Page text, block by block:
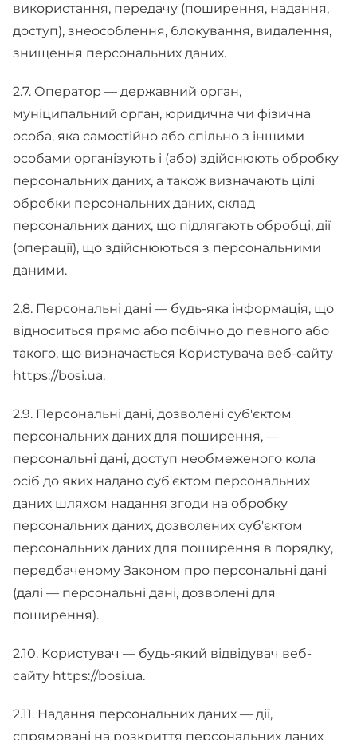
використання, передачу (поширення, надання,
доступ), знеособлення, блокування, видалення,
знищення персональних даних.
2.7. Оператор — державний орган,
муніципальний орган, юридична чи фізична
особа, яка самостійно або спільно з іншими
особами організують і (або) здійснюють обробку
персональних даних, а також визначають цілі
обробки персональних даних, склад
персональних даних, що підлягають обробці, дії
(операції), що здійснюються з персональними
даними.
2.8. Персональні дані — будь-яка інформація, що
відноситься прямо або побічно до певного або
такого, що визначається Користувача веб-сайту
https://bosi.ua.
2.9. Персональні дані, дозволені суб'єктом
персональних даних для поширення, —
персональні дані, доступ необмеженого кола
осіб до яких надано суб'єктом персональних
даних шляхом надання згоди на обробку
персональних даних, дозволених суб'єктом
персональних даних для поширення в порядку,
передбаченому Законом про персональні дані
(далі — персональні дані, дозволені для
поширення).
2.10. Користувач — будь-який відвідувач веб-
сайту https://bosi.ua.
2.11. Надання персональних даних — дії,
спрямовані на розкриття персональних даних